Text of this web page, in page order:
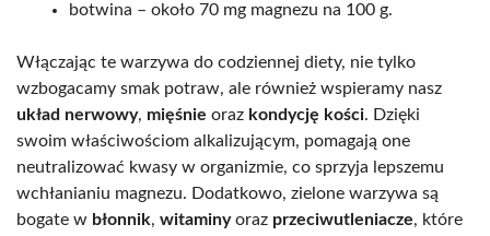
botwina – około 70 mg magnezu na 100 g.
Włączając te warzywa do codziennej diety, nie tylko
wzbogacamy smak potraw, ale również wspieramy nasz
układ nerwowy, mięśnie oraz kondycję kości. Dzięki
swoim właściwościom alkalizującym, pomagają one
neutralizować kwasy w organizmie, co sprzyja lepszemu
wchłanianiu magnezu. Dodatkowo, zielone warzywa są
bogate w błonnik, witaminyoraz przeciwutleniacze, które